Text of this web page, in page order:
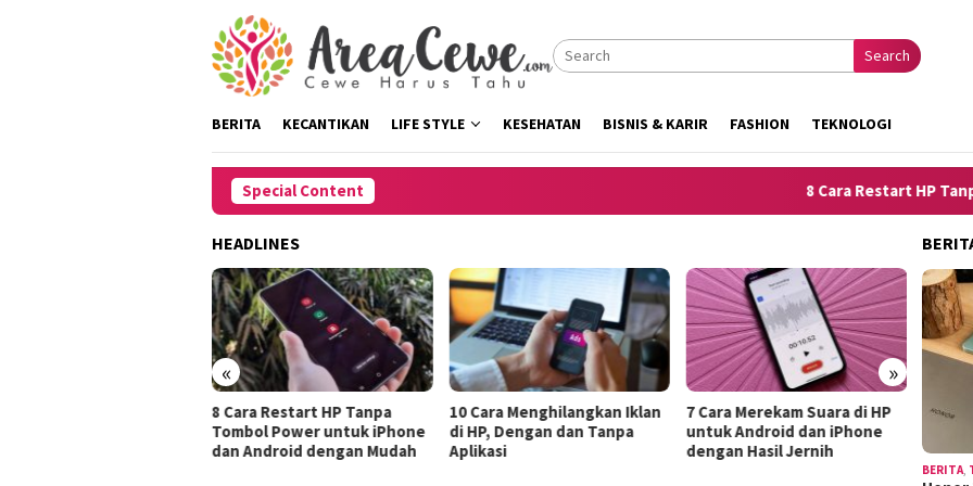
Search
BERITA KECANTIKAN LIFE STYLE KESEHATAN BISNIS & KARIR FASHION TEKNOLOGI
Special Content 8 Cara Restart HP Tanpa
HEADLINES
« »
8 Cara Restart HP Tanpa
Tombol Power untuk iPhone
dan Android dengan Mudah
10 Cara Menghilangkan Iklan
di HP, Dengan dan Tanpa
Aplikasi
7 Cara Merekam Suara di HP
untuk Android dan iPhone
dengan Hasil Jernih
10 Trik
Kelemahan Diri
Terdengar
BERITA